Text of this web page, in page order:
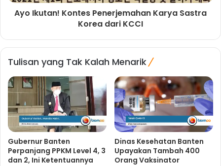
Ayo Ikutan! Kontes Penerjemahan Karya Sastra
Korea dari KCCI
Tulisan yang Tak Kalah Menarik
Gubernur Banten
Perpanjang PPKM Level 4, 3
dan 2, Ini Ketentuannya
Dinas Kesehatan Banten
Upayakan Tambah 400
Orang Vaksinator